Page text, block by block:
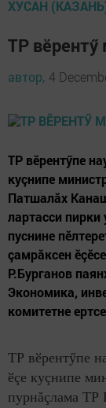
ХУСАН
ТР вӗрентӳ
автор, 4
ТР вӗрентӳпе
куçнипе
Патшалăх
лартасси
пуснине
çамрăксен
Р.Бурганов
Экономика,
комитетне
ТР вӗрентӳпе
ӗçе куçнипе
пурнăçлама ТР